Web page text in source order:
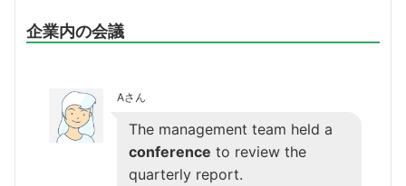
企業内の会議
Aさん
The management team held a
conference to review the
quarterly report.